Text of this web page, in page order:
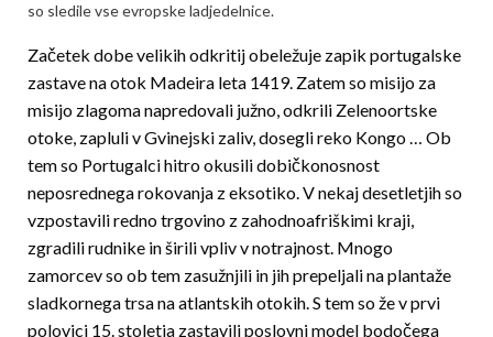
so sledile vse evropske ladjedelnice.
Začetek dobe velikih odkritij obeležuje zapik portugalske
zastave na otok Madeira leta 1419. Zatem so misijo za
misijo zlagoma napredovali južno, odkrili Zelenoortske
otoke, zapluli v Gvinejski zaliv, dosegli reko Kongo … Ob
tem so Portugalci hitro okusili dobičkonosnost
neposrednega rokovanja z eksotiko. V nekaj desetletjih so
vzpostavili redno trgovino z zahodnoafriškimi kraji,
zgradili rudnike in širili vpliv v notrajnost. Mnogo
zamorcev so ob tem zasužnjili in jih prepeljali na plantaže
sladkornega trsa na atlantskih otokih. S tem so že v prvi
polovici 15. stoletja zastavili poslovni model bodočega